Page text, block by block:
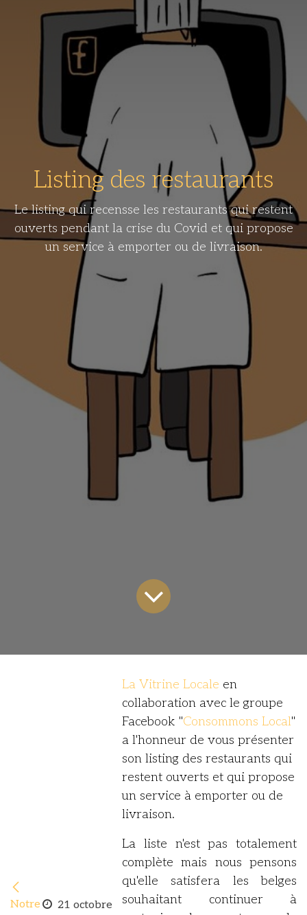
Listing des restaurants
Le listing qui recensse les restaurants qui restent
ouverts pendant la crise du Covid et qui propose
un service à emporter ou de livraison.
Notre
21 octobre
La Vitrine Locale en
collaboration avec le groupe
Facebook "Consommons Local"
a l'honneur de vous présenter
son listing des restaurants qui
restent ouverts et qui propose
un service à emporter ou de
livraison.
La liste n'est pas totalement
complète mais nous pensons
qu'elle satisfera les belges
souhaitant continuer à